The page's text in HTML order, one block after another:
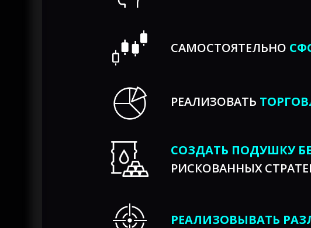
РЕАЛИЗОВАТЬ
САМОСТОЯТЕЛЬНО
РЕАЛИЗОВЫВАТЬ
СОЗДАТЬ ПОДУШКУ
РИСКОВАННЫХ